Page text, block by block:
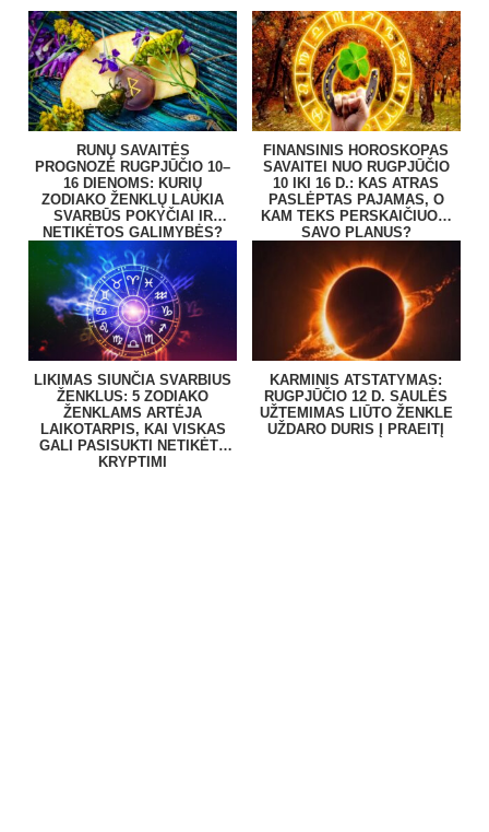
RUNŲ SAVAITĖS
PROGNOZĖ RUGPJŪČIO 10–
16 DIENOMS: KURIŲ
ZODIAKO ŽENKLŲ LAUKIA
SVARBŪS POKYČIAI IR
NETIKĖTOS GALIMYBĖS?
FINANSINIS HOROSKOPAS
SAVAITEI NUO RUGPJŪČIO
10 IKI 16 D.: KAS ATRAS
PASLĖPTAS PAJAMAS, O
KAM TEKS PERSKAIČIUOTI
SAVO PLANUS?
LIKIMAS SIUNČIA SVARBIUS
ŽENKLUS: 5 ZODIAKO
ŽENKLAMS ARTĖJA
LAIKOTARPIS, KAI VISKAS
GALI PASISUKTI NETIKĖTA
KRYPTIMI
KARMINIS ATSTATYMAS:
RUGPJŪČIO 12 D. SAULĖS
UŽTEMIMAS LIŪTO ŽENKLE
UŽDARO DURIS Į PRAEITĮ